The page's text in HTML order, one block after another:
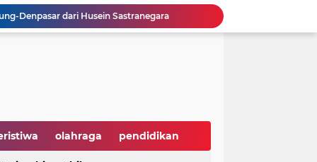
Denpasar dari Husein Sastranegara
Dorong Daya Beli dan Ekonomi Nasional
PSEL Legok Nangka
Pangan Harga Terjangkau
olahraga pendidikan